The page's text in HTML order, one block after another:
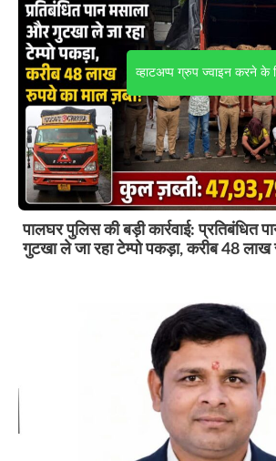
व्हाटअप्प ग्रुप ज्वाइन करने के
पालघर पुलिस की बड़ी कार्रवाई: प्रतिबंधित
गुटखा ले जा रहा टेम्पो पकड़ा, करीब 48